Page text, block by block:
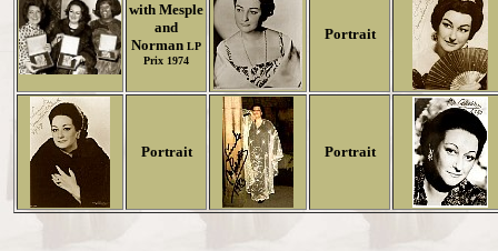
with Mesple
and
Norman LP
Prix 1974
Portrait
Portrait Portrait